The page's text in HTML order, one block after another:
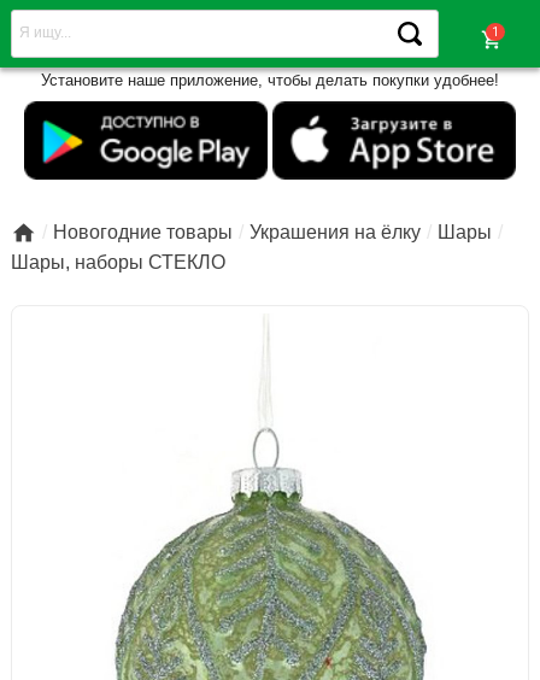
shopping_cart
Установите наше приложение, чтобы делать покупки удобнее!
 Новогодние товары Украшения на ёлку
Шары
Шары, наборы СТЕКЛО